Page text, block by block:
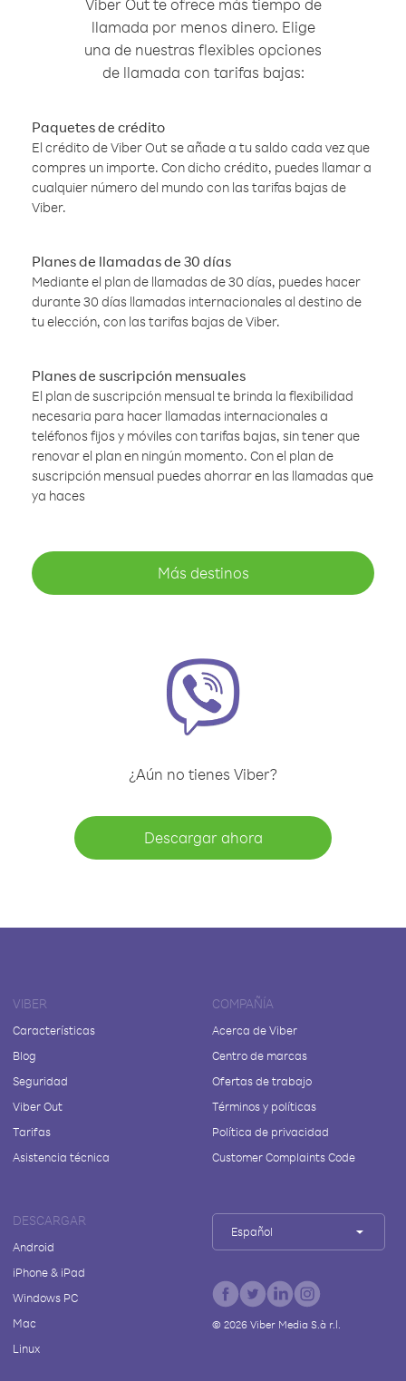
Viber Out te ofrece más tiempo de
llamada por menos dinero. Elige
una de nuestras flexibles opciones
de llamada con tarifas bajas:
Paquetes de crédito
El crédito de Viber Out se añade a tu saldo cada vez que
compres un importe. Con dicho crédito, puedes llamar a
cualquier número del mundo con las tarifas bajas de
Viber.
Planes de llamadas de 30 días
Mediante el plan de llamadas de 30 días, puedes hacer
durante 30 días llamadas internacionales al destino de
tu elección, con las tarifas bajas de Viber.
Planes de suscripción mensuales
El plan de suscripción mensual te brinda la flexibilidad
necesaria para hacer llamadas internacionales a
teléfonos fijos y móviles con tarifas bajas, sin tener que
renovar el plan en ningún momento. Con el plan de
suscripción mensual puedes ahorrar en las llamadas que
ya haces
Más destinos
¿Aún no tienes Viber?
Descargar ahora
VIBER
Características
Blog
Seguridad
Viber Out
Tarifas
Asistencia técnica
COMPAÑÍA
Acerca de Viber
Centro de marcas
Ofertas de trabajo
Términos y políticas
Política de privacidad
Customer Complaints Code
DESCARGAR
Android
iPhone & iPad
Windows PC
Mac
Linux
Español
© 2026Viber Media S.à r.l.